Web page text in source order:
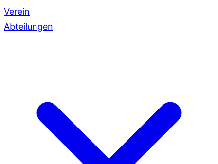
Verein
Abteilungen